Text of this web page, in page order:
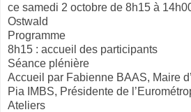
ce samedi 2 octobre de 8h15 à
Ostwald
Programme
8h15 : accueil des participants
Séance plénière
Accueil par Fabienne BAAS, Maire
Pia IMBS, Présidente de
Ateliers